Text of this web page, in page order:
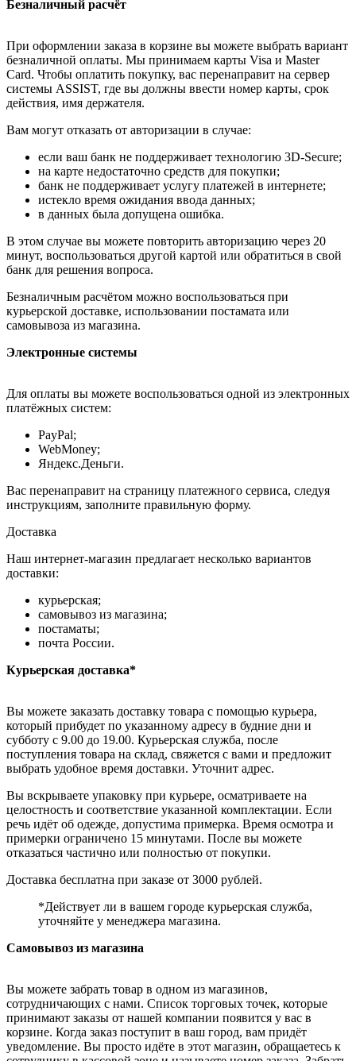
Безналичный расчёт
При оформлении заказа в корзине вы можете выбрать вариант
безналичной оплаты. Мы принимаем карты Visa и Master
Card. Чтобы оплатить покупку, вас перенаправит на сервер
системы ASSIST, где вы должны ввести номер карты, срок
действия, имя держателя.
Вам могут отказать от авторизации в случае:
если ваш банк не поддерживает технологию 3D-Secure;
на карте недостаточно средств для покупки;
банк не поддерживает услугу платежей в интернете;
истекло время ожидания ввода данных;
в данных была допущена ошибка.
В этом случае вы можете повторить авторизацию через 20
минут, воспользоваться другой картой или обратиться в свой
банк для решения вопроса.
Безналичным расчётом можно воспользоваться при
курьерской доставке, использовании постамата или
самовывоза из магазина.
Электронные системы
Для оплаты вы можете воспользоваться одной из электронных
платёжных систем:
PayPal;
WebMoney;
Яндекс.Деньги.
Вас перенаправит на страницу платежного сервиса, следуя
инструкциям, заполните правильную форму.
Доставка
Наш интернет-магазин предлагает несколько вариантов
доставки:
курьерская;
самовывоз из магазина;
постаматы;
почта России.
Курьерская доставка*
Вы можете заказать доставку товара с помощью курьера,
который прибудет по указанному адресу в будние дни и
субботу с 9.00 до 19.00. Курьерская служба, после
поступления товара на склад, свяжется с вами и предложит
выбрать удобное время доставки. Уточнит адрес.
Вы вскрываете упаковку при курьере, осматриваете на
целостность и соответствие указанной комплектации. Если
речь идёт об одежде, допустима примерка. Время осмотра и
примерки ограничено 15 минутами. После вы можете
отказаться частично или полностью от покупки.
Доставка бесплатна при заказе от 3000 рублей.
*Действует ли в вашем городе курьерская служба,
уточняйте у менеджера магазина.
Самовывоз из магазина
Вы можете забрать товар в одном из магазинов,
сотрудничающих с нами. Список торговых точек, которые
принимают заказы от нашей компании появится у вас в
корзине. Когда заказ поступит в ваш город, вам придёт
уведомление. Вы просто идёте в этот магазин, обращаетесь к